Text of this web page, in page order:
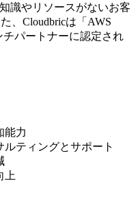
識やリソースがないお客
、Cloudbricは「AWS
パートナーに認定され
能力
ルティングとサポート
上